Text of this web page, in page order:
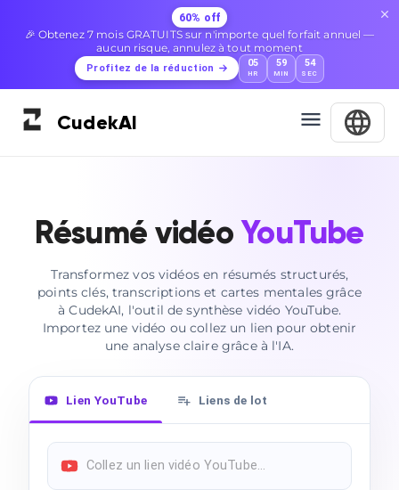
60% off
🎉 Obtenez 7 mois GRATUITS sur n'importe quel forfait annuel —
aucun risque, annulez à tout moment
Profitez de la réduction 05
HR
59
MIN
53
SEC
CudekAI
Résumé vidéo YouTube
Transformez vos vidéos en résumés structurés,
points clés, transcriptions et cartes mentales grâce
à CudekAI, l'outil de synthèse vidéo YouTube.
Importez une vidéo ou collez un lien pour obtenir
une analyse claire grâce à l'IA.
Lien YouTube Liens de lot